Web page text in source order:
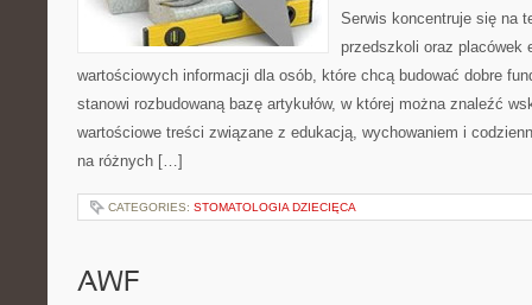
Serwis koncentruje się na
przedszkoli oraz placówek
wartościowych informacji dla osób, które chcą budować dobre
stanowi rozbudowaną bazę artykułów, w której można znaleźć
wartościowe treści związane z edukacją, wychowaniem i
na różnych […]
CATEGORIES: STOMATOLOGIA DZIECIĘCA
AWF